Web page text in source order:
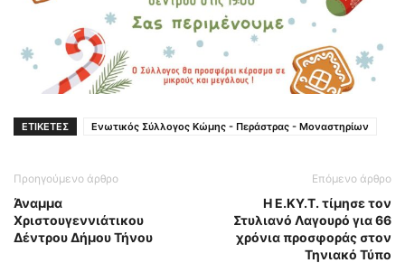
ΕΤΙΚΕΤΕΣ Ενωτικός Σύλλογος Κώμης - Περάστρας - Μοναστηρίων
Προηγούμενο άρθρο
Άναμμα
Χριστουγεννιάτικου
Δέντρου Δήμου Τήνου
Επόμενο άρθρο
Η Ε.ΚΥ.Τ. τίμησε τον
Στυλιανό Λαγουρό για 66
χρόνια προσφοράς στον
Τηνιακό Τύπο